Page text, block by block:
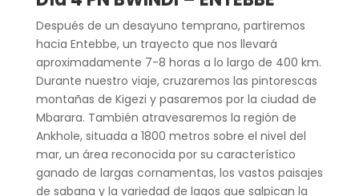
Después de un desayuno temprano, partiremos
hacia Entebbe, un trayecto que nos llevará
aproximadamente 7-8 horas a lo largo de 400 km.
Durante nuestro viaje, cruzaremos las pintorescas
montañas de Kigezi y pasaremos por la ciudad de
Mbarara. También atravesaremos la región de
Ankhole, situada a 1800 metros sobre el nivel del
mar, un área reconocida por su característico
ganado de largas cornamentas, los vastos paisajes
de sabana y la variedad de lagos que salpican la